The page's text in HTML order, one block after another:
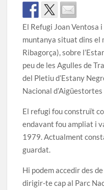
El Refugi Joan Ventosa
muntanya situat dins el
Ribagorça), sobre
peu de les Agulles de
del Pletiu d’Estany
Nacional
El refugi fou construït
endavant fou ampliat i
1979. Actualment
guardat.
Hi podem accedir des
dirigir-te cap al Parc